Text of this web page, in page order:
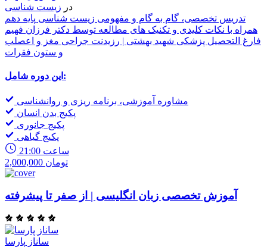
در زیست شناسی
تدریس تخصصی، گام به گام و مفهومی زیست شناسی پایه دهم
همراه با نکات کلیدی و تکنیک های مطالعه توسط دکتر فرزان فهیم
فارغ التحصیل پزشکی شهید بهشتی | رزیدنت جراحی مغز و اعصلب
و ستون فقرات
این دوره شامل:
مشاوره آموزشی، برنامه ریزی و روانشناسی
پکیج بدن انسان
پکیج جانوری
پکیج گیاهی
21:00 ساعت
2,000,000 تومان
آموزش تخصصی زبان انگلیسی | از صفر تا پیشرفته
ساناز پارسا